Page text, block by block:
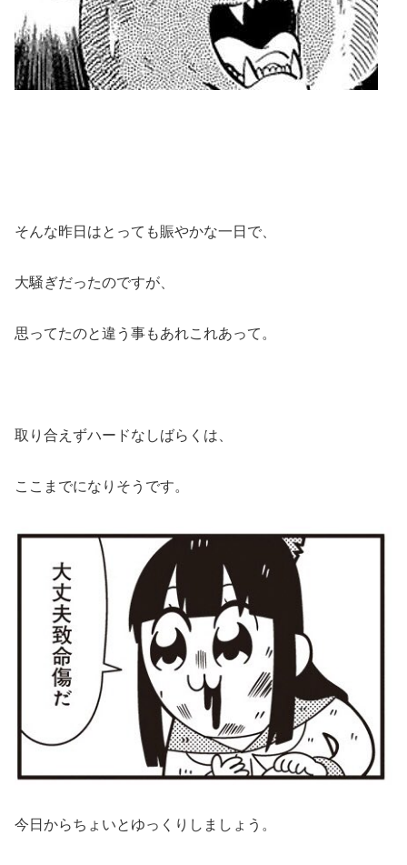
そんな昨日はとっても賑やかな一日で、
大騒ぎだったのですが、
思ってたのと違う事もあれこれあって。
取り合えずハードなしばらくは、
ここまでになりそうです。
今日からちょいとゆっくりしましょう。